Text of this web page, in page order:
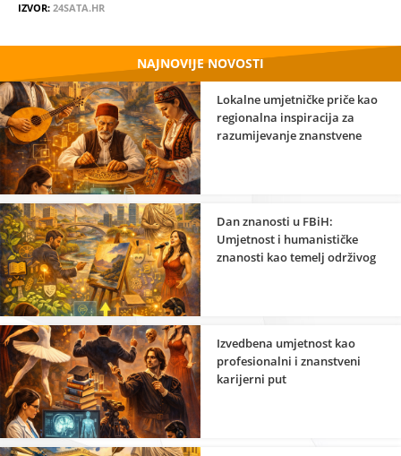
IZVOR: 24SATA.HR
NAJNOVIJE NOVOSTI
Lokalne umjetničke priče kao
regionalna inspiracija za
razumijevanje znanstvene
Dan znanosti u FBiH:
Umjetnost i humanističke
znanosti kao temelj održivog
Izvedbena umjetnost kao
profesionalni i znanstveni
karijerni put